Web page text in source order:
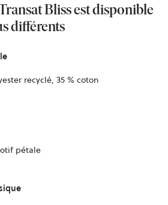
Bliss est disponible
différents
recyclé, 35 % coton
pétale